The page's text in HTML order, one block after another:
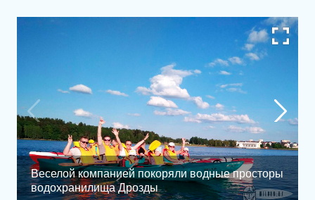
Веселой компанией покоряли водные просторы
водохранилища Дрозды